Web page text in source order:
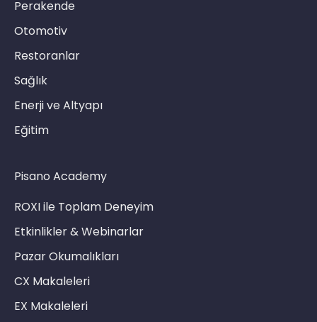
Perakende
Otomotiv
Restoranlar
Sağlık
Enerji ve Altyapı
Eğitim
Pisano Academy
ROXI ile Toplam Deneyim
Etkinlikler & Webinarlar
Pazar Okumalıkları
CX Makaleleri
EX Makaleleri